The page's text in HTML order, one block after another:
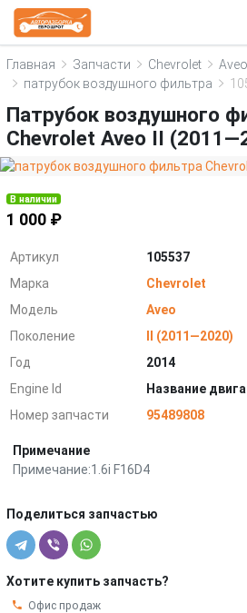
Главная Запчасти Chevrolet Aveo
патрубок воздушного фильтра
Патрубок воздушного
Chevrolet Aveo II
В наличии
1 000 ₽
Артикул
105537
Марка
Chevrolet
Модель
Aveo
Поколение
II (2011—2020)
Год
2014
Engine Id
Название
Номер запчасти
95489808
Примечание
Примечание:1.6i F16D4
Поделиться запчастью
Хотите купить запчасть?
Офис продаж